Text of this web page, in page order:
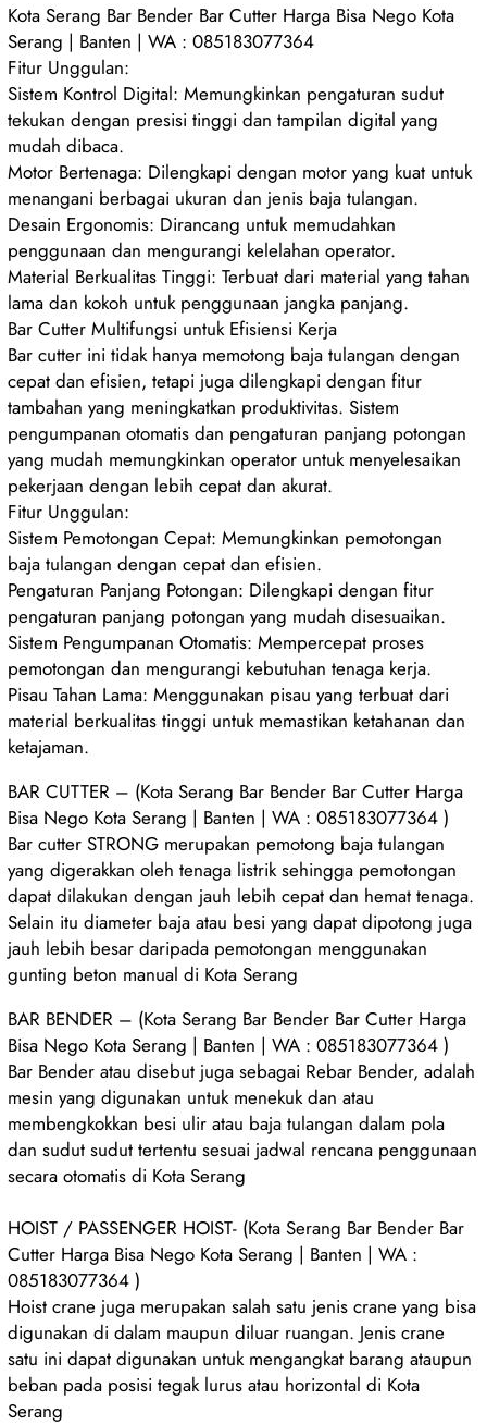
Kota Serang Bar Bender Bar Cutter Harga Bisa Nego Kota
Serang | Banten | WA : 085183077364
Fitur Unggulan:
Sistem Kontrol Digital: Memungkinkan pengaturan sudut
tekukan dengan presisi tinggi dan tampilan digital yang
mudah dibaca.
Motor Bertenaga: Dilengkapi dengan motor yang kuat untuk
menangani berbagai ukuran dan jenis baja tulangan.
Desain Ergonomis: Dirancang untuk memudahkan
penggunaan dan mengurangi kelelahan operator.
Material Berkualitas Tinggi: Terbuat dari material yang tahan
lama dan kokoh untuk penggunaan jangka panjang.
Bar Cutter Multifungsi untuk Efisiensi Kerja
Bar cutter ini tidak hanya memotong baja tulangan dengan
cepat dan efisien, tetapi juga dilengkapi dengan fitur
tambahan yang meningkatkan produktivitas. Sistem
pengumpanan otomatis dan pengaturan panjang potongan
yang mudah memungkinkan operator untuk menyelesaikan
pekerjaan dengan lebih cepat dan akurat.
Fitur Unggulan:
Sistem Pemotongan Cepat: Memungkinkan pemotongan
baja tulangan dengan cepat dan efisien.
Pengaturan Panjang Potongan: Dilengkapi dengan fitur
pengaturan panjang potongan yang mudah disesuaikan.
Sistem Pengumpanan Otomatis: Mempercepat proses
pemotongan dan mengurangi kebutuhan tenaga kerja.
Pisau Tahan Lama: Menggunakan pisau yang terbuat dari
material berkualitas tinggi untuk memastikan ketahanan dan
ketajaman.
BAR CUTTER – (Kota Serang Bar Bender Bar Cutter Harga
Bisa Nego Kota Serang | Banten | WA : 085183077364 )
Bar cutter STRONG merupakan pemotong baja tulangan
yang digerakkan oleh tenaga listrik sehingga pemotongan
dapat dilakukan dengan jauh lebih cepat dan hemat tenaga.
Selain itu diameter baja atau besi yang dapat dipotong juga
jauh lebih besar daripada pemotongan menggunakan
gunting beton manual di Kota Serang
BAR BENDER – (Kota Serang Bar Bender Bar Cutter Harga
Bisa Nego Kota Serang | Banten | WA : 085183077364 )
Bar Bender atau disebut juga sebagai Rebar Bender, adalah
mesin yang digunakan untuk menekuk dan atau
membengkokkan besi ulir atau baja tulangan dalam pola
dan sudut sudut tertentu sesuai jadwal rencana penggunaan
secara otomatis di Kota Serang
HOIST / PASSENGER HOIST- (Kota Serang Bar Bender Bar
Cutter Harga Bisa Nego Kota Serang | Banten | WA :
085183077364 )
Hoist crane juga merupakan salah satu jenis crane yang bisa
digunakan di dalam maupun diluar ruangan. Jenis crane
satu ini dapat digunakan untuk mengangkat barang ataupun
beban pada posisi tegak lurus atau horizontal di Kota
Serang